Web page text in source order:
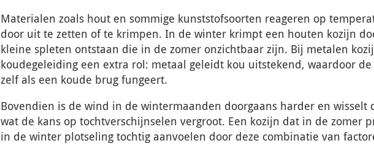
Materialen zoals hout en sommige kunststofsoorten reageren op
door uit te zetten of te krimpen. In de winter krimpt een houten kozijn
kleine spleten ontstaan die in de zomer onzichtbaar zijn. Bij metalen
koudegeleiding een extra rol: metaal geleidt kou uitstekend, waardoor
zelf als een koude brug fungeert.
Bovendien is de wind in de wintermaanden doorgaans harder en wisselt
wat de kans op tochtverschijnselen vergroot. Een kozijn dat in de zomer
in de winter plotseling tochtig aanvoelen door deze combinatie van